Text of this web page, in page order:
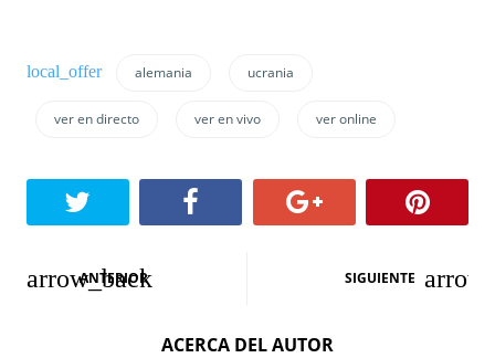
alemania ucrania
ver en directo ver en vivo ver online
N
ANTERIOR SIGUIENTE
ACERCA DEL AUTOR